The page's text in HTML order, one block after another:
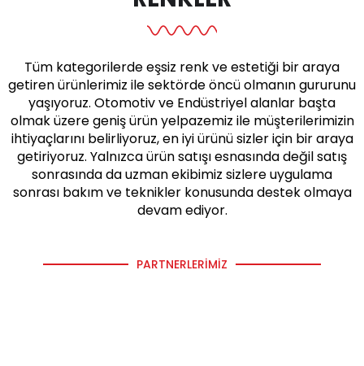
Tüm kategorilerde eşsiz renk ve estetiği bir araya
getiren ürünlerimiz ile sektörde öncü olmanın gururunu
yaşıyoruz. Otomotiv ve Endüstriyel alanlar başta
olmak üzere geniş ürün yelpazemiz ile müşterilerimizin
ihtiyaçlarını belirliyoruz, en iyi ürünü sizler için bir araya
getiriyoruz. Yalnızca ürün satışı esnasında değil satış
sonrasında da uzman ekibimiz sizlere uygulama
sonrası bakım ve teknikler konusunda destek olmaya
devam ediyor.
PARTNERLERIMIZ